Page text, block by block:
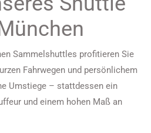
Sammelshuttles profitieren Sie
Fahrwegen und persönlichem
Umstiege – stattdessen ein
und einem hohen Maß an